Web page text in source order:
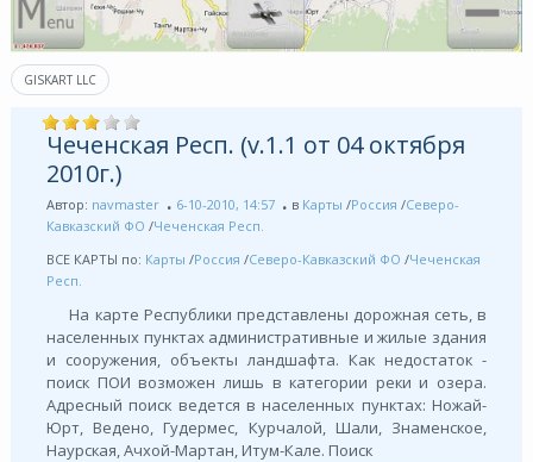
GISKART LLC
Чеченская Респ. (v.1.1 от 04 октября
2010г.)
Автор: navmaster 6-10-2010, 14:57 в Карты /Россия /Северо-
Кавказский ФО /Чеченская Респ.
ВСЕ КАРТЫ по: Карты /Россия /Северо-Кавказский ФО /Чеченская
Респ.
На карте Республики представлены дорожная сеть, в
населенных пунктах административные и жилые здания
и сооружения, объекты ландшафта. Как недостаток -
поиск ПОИ возможен лишь в категории реки и озера.
Адресный поиск ведется в населенных пунктах: Ножай-
Юрт, Ведено, Гудермес, Курчалой, Шали, Знаменское,
Наурская, Ачхой-Мартан, Итум-Кале. Поиск